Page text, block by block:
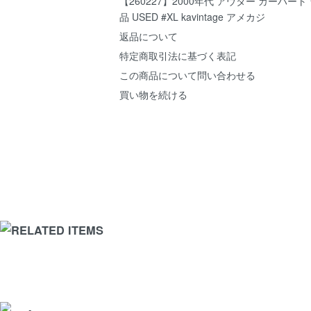
品 USED #XL kavintage アメカジ
返品について
特定商取引法に基づく表記
この商品について問い合わせる
買い物を続ける